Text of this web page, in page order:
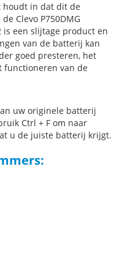
houdt in dat dit de
Clevo P750DMG
is een slijtage product en
van de batterij kan
goed presteren, het
functioneren van de
uw originele batterij
Ctrl + F om naar
u de juiste batterij krijgt.